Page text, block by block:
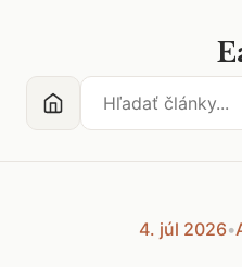
4. júl 2026•